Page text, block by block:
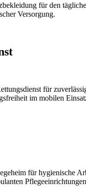
für den
Versorgung.
für
im mobilen
für hygienische